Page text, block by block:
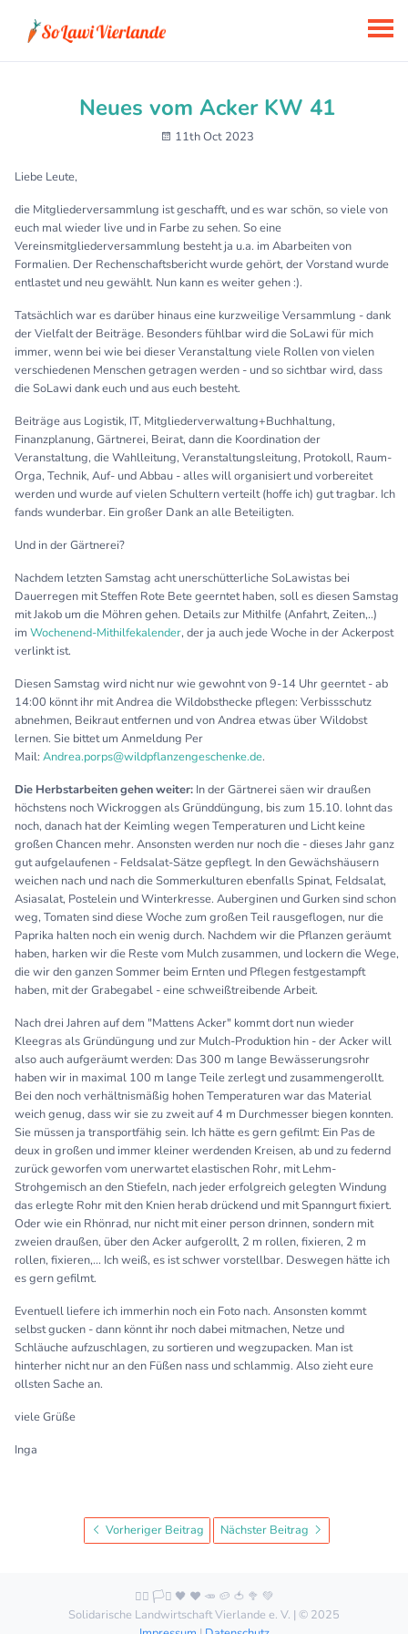
Neues vom Acker KW 41
11th Oct 2023
Liebe Leute,
die Mitgliederversammlung ist geschafft, und es war schön, so viele von
euch mal wieder live und in Farbe zu sehen. So eine
Vereinsmitgliederversammlung besteht ja u.a. im Abarbeiten von
Formalien. Der Rechenschaftsbericht wurde gehört, der Vorstand wurde
entlastet und neu gewählt. Nun kann es weiter gehen :).
Tatsächlich war es darüber hinaus eine kurzweilige Versammlung - dank
der Vielfalt der Beiträge. Besonders fühlbar wird die SoLawi für mich
immer, wenn bei wie bei dieser Veranstaltung viele Rollen von vielen
verschiedenen Menschen getragen werden - und so sichtbar wird, dass
die SoLawi dank euch und aus euch besteht.
Beiträge aus Logistik, IT, Mitgliederverwaltung+Buchhaltung,
Finanzplanung, Gärtnerei, Beirat, dann die Koordination der
Veranstaltung, die Wahlleitung, Veranstaltungsleitung, Protokoll, Raum-
Orga, Technik, Auf- und Abbau - alles will organisiert und vorbereitet
werden und wurde auf vielen Schultern verteilt (hoffe ich) gut tragbar. Ich
fands wunderbar. Ein großer Dank an alle Beteiligten.
Und in der Gärtnerei?
Nachdem letzten Samstag acht unerschütterliche SoLawistas bei
Dauerregen mit Steffen Rote Bete geerntet haben, soll es diesen Samstag
mit Jakob um die Möhren gehen. Details zur Mithilfe (Anfahrt, Zeiten,..)
im Wochenend-Mithilfekalender, der ja auch jede Woche in der Ackerpost
verlinkt ist.
Diesen Samstag wird nicht nur wie gewohnt von 9-14 Uhr geerntet - ab
14:00 könnt ihr mit Andrea die Wildobsthecke pflegen: Verbissschutz
abnehmen, Beikraut entfernen und von Andrea etwas über Wildobst
lernen. Sie bittet um Anmeldung Per
Mail: Andrea.porps@wildpflanzengeschenke.de.
Die Herbstarbeiten gehen weiter: In der Gärtnerei säen wir draußen
höchstens noch Wickroggen als Gründdüngung, bis zum 15.10. lohnt das
noch, danach hat der Keimling wegen Temperaturen und Licht keine
großen Chancen mehr. Ansonsten werden nur noch die - dieses Jahr ganz
gut aufgelaufenen - Feldsalat-Sätze gepflegt. In den Gewächshäusern
weichen nach und nach die Sommerkulturen ebenfalls Spinat, Feldsalat,
Asiasalat, Postelein und Winterkresse. Auberginen und Gurken sind schon
weg, Tomaten sind diese Woche zum großen Teil rausgeflogen, nur die
Paprika halten noch ein wenig durch. Nachdem wir die Pflanzen geräumt
haben, harken wir die Reste vom Mulch zusammen, und lockern die Wege,
die wir den ganzen Sommer beim Ernten und Pflegen festgestampft
haben, mit der Grabegabel - eine schweißtreibende Arbeit.
Nach drei Jahren auf dem "Mattens Acker" kommt dort nun wieder
Kleegras als Gründüngung und zur Mulch-Produktion hin - der Acker will
also auch aufgeräumt werden: Das 300 m lange Bewässerungsrohr
haben wir in maximal 100 m lange Teile zerlegt und zusammengerollt.
Bei den noch verhältnismäßig hohen Temperaturen war das Material
weich genug, dass wir sie zu zweit auf 4 m Durchmesser biegen konnten.
Sie müssen ja transportfähig sein. Ich hätte es gern gefilmt: Ein Pas de
deux in großen und immer kleiner werdenden Kreisen, ab und zu federnd
zurück geworfen vom unerwartet elastischen Rohr, mit Lehm-
Strohgemisch an den Stiefeln, nach jeder erfolgreich gelegten Windung
das erlegte Rohr mit den Knien herab drückend und mit Spanngurt fixiert.
Oder wie ein Rhönrad, nur nicht mit einer person drinnen, sondern mit
zweien draußen, über den Acker aufgerollt, 2 m rollen, fixieren, 2 m
rollen, fixieren,... Ich weiß, es ist schwer vorstellbar. Deswegen hätte ich
es gern gefilmt.
Eventuell liefere ich immerhin noch ein Foto nach. Ansonsten kommt
selbst gucken - dann könnt ihr noch dabei mitmachen, Netze und
Schläuche aufzuschlagen, zu sortieren und wegzupacken. Man ist
hinterher nicht nur an den Füßen nass und schlammig. Also zieht eure
ollsten Sache an.
viele Grüße
Inga
Vorheriger Beitrag Nächster Beitrag
🏳️‍🌈 🏳️‍⚧️ 🖤 ❤️ 🥕 🥔 🍅 🥦 💚
Solidarische Landwirtschaft Vierlande e. V. | © 2025